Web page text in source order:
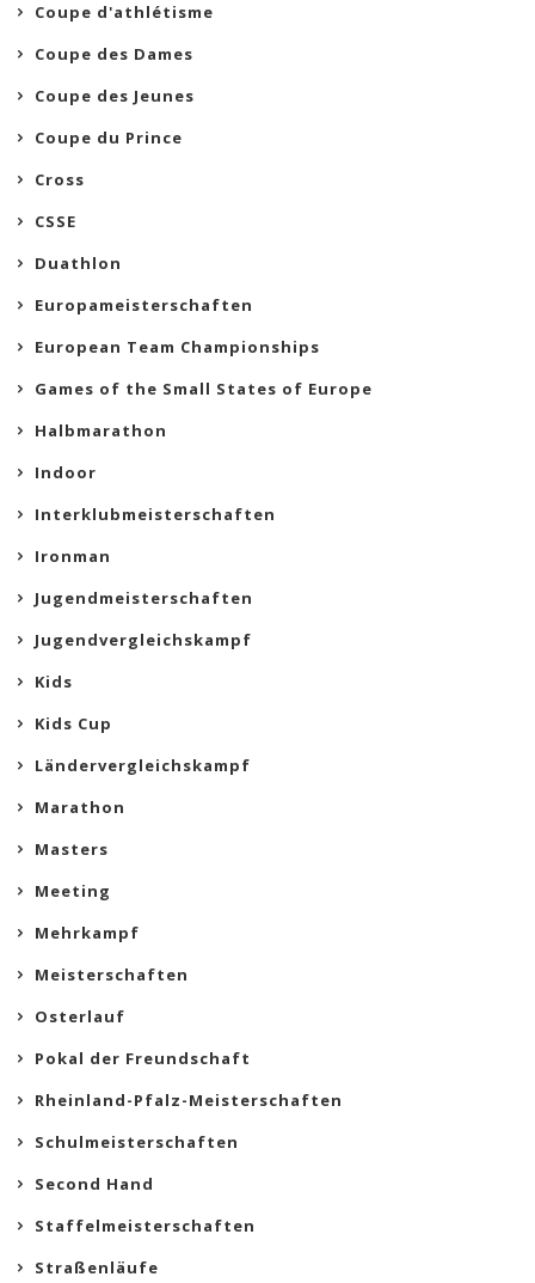
Coupe d'athlétisme
Coupe des Dames
Coupe des Jeunes
Coupe du Prince
Cross
CSSE
Duathlon
Europameisterschaften
European Team Championships
Games of the Small States of Europe
Halbmarathon
Indoor
Interklubmeisterschaften
Ironman
Jugendmeisterschaften
Jugendvergleichskampf
Kids
Kids Cup
Ländervergleichskampf
Marathon
Masters
Meeting
Mehrkampf
Meisterschaften
Osterlauf
Pokal der Freundschaft
Rheinland-Pfalz-Meisterschaften
Schulmeisterschaften
Second Hand
Staffelmeisterschaften
Straßenläufe